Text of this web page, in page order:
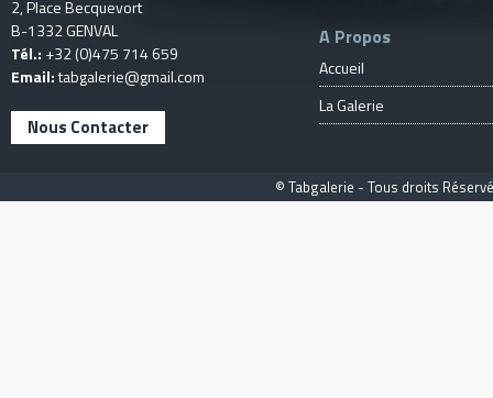
2, Place Becquevort
B-1332 GENVAL
Tél.: +32 (0)475 714 659
Email:tabgalerie@gmail.com
Nous Contacter
A Propos
Accueil
La Galerie
© Tabgalerie - Tous droits